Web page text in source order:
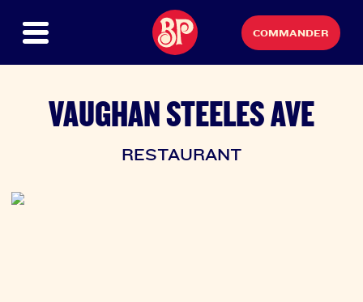
COMMANDER
VAUGHAN STEELES AVE
RESTAURANT